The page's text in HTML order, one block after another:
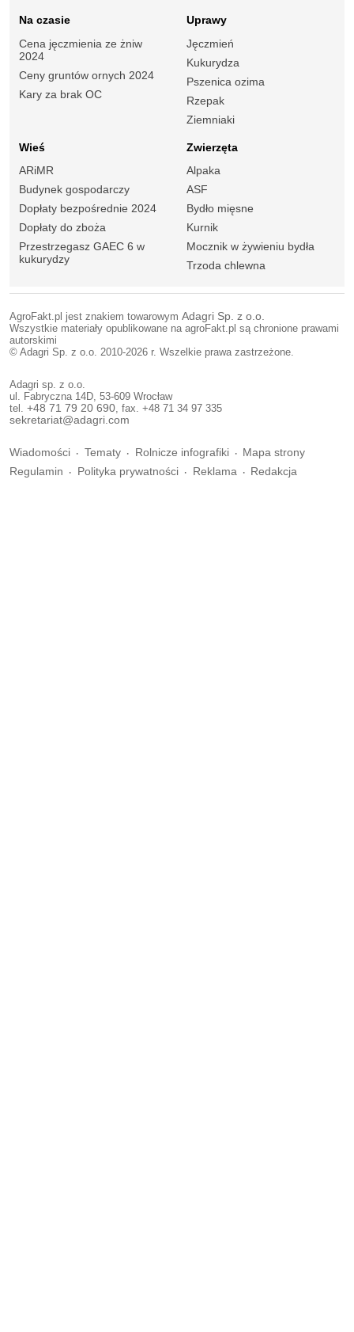
Na czasie
Cena jęczmienia ze żniw
2024
Ceny gruntów ornych 2024
Kary za brak OC
Uprawy
Jęczmień
Kukurydza
Pszenica ozima
Rzepak
Ziemniaki
Wieś
ARiMR
Budynek gospodarczy
Dopłaty bezpośrednie 2024
Dopłaty do zboża
Przestrzegasz GAEC 6 w
kukurydzy
Zwierzęta
Alpaka
ASF
Bydło mięsne
Kurnik
Mocznik w żywieniu bydła
Trzoda chlewna
AgroFakt.pl jest znakiem towarowym Adagri Sp. z o.o.
Wszystkie materiały opublikowane na agroFakt.pl są chronione prawami
autorskimi
© Adagri Sp. z o.o. 2010-2026 r. Wszelkie prawa zastrzeżone.
Adagri sp. z o.o.
ul. Fabryczna 14D, 53-609 Wrocław
tel. +48 71 79 20 690 , fax. +48 71 34 97 335
sekretariat@adagri.com
Wiadomości Tematy Rolnicze infografiki
Mapa strony
Regulamin
Polityka prywatności Reklama Redakcja